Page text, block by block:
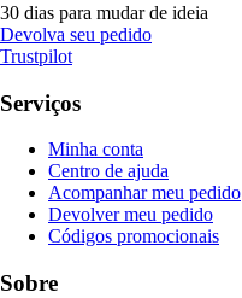
30 dias para mudar de ideia
Devolva seu pedido
Trustpilot
Serviços
Minha conta
Centro de ajuda
Acompanhar meu pedido
Devolver meu pedido
Códigos promocionais
Sobre